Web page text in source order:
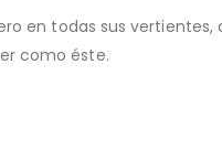
en todas sus
como éste.